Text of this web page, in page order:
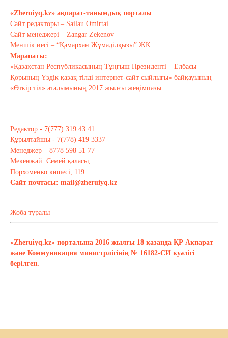
Тағы оқу
«Zheruiyq.kz» ақпарат-танымдық порталы
Сайт редакторы – Sailau Omirtai
Сайт менеджері – Zangar Zekenov
Меншік иесі – “Қамархан Жұмаділқызы” ЖК
Марапаты:
«Қазақстан Республикасының Тұңғыш Президенті – Елбасы
Қорының Үздік қазақ тілді интернет-сайт сыйлығы» байқауының
«Өткір тіл» аталымының 2017 жылғы жеңімпазы.
Редактор - 7(777) 319 43 41
Құрылтайшы - 7(778) 419 3337
Менеджер – 8778 598 51 77
Мекенжай: Семей қаласы,
Порхоменко көшесі, 119
Сайт почтасы: mail@zheruiyq.kz
Жоба туралы
«Zheruiyq.kz» порталына 2016 жылғы 18 қазанда ҚР Ақпарат
және Коммуникация министрлігінің № 16182-СИ куәлігі
берілген.